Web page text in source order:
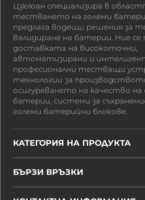
Цзююан специализира в
тестването на големи
предлага водещи решения за
валидиране на батерии. Ние
доставката на високоточни,
автоматизирани и
професионални тестващи
технологии за
осигуряването на качество на
батерии, системи за
големи батерийни блокове.
КАТЕГОРИЯ НА ПРОДУКТА
БЪРЗИ ВРЪЗКИ